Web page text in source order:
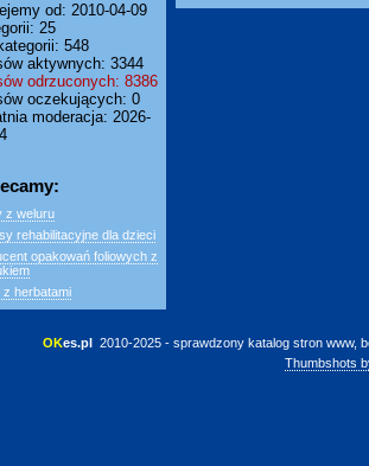
od: 2010-04-09
25
548
aktywnych: 3344
odrzuconych: 8386
oczekujących: 0
moderacja: 2026-
z weluru
rehabilitacyjne dla dzieci
opakowań foliowych z
z herbatami
OKes.pl 2010-2025 - sprawdzony katalog stron www,
Thumbshots